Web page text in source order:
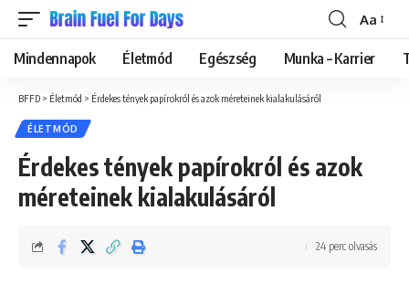
Font
Resizer
Aa
Mindennapok Életmód Egészség Munka – Karrier
BFFD > Életmód > Érdekes tények papírokról és azok méreteinek kialakulásáról
ÉLETMÓD
Érdekes tények papírokról és azok
méreteinek kialakulásáról
24 perc olvasás